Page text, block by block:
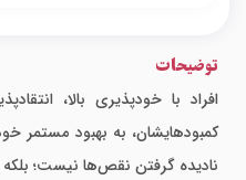
توضیحات
افراد با خودپذیری بالا،
کمبودهایشان، به بهبود مستمر
نادیده گرفتن نقص‌ها نیست؛